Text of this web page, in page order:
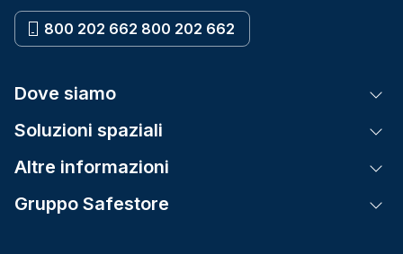
800 202 662 800 202 662
Dove siamo
Soluzioni spaziali
Altre informazioni
Gruppo Safestore